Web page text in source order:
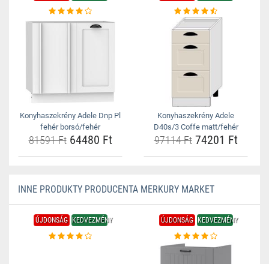
Konyhaszekrény Adele Dnp Pl
fehér borsó/fehér
81591 Ft64480 Ft
Konyhaszekrény Adele
D40s/3 Coffe matt/fehér
97114 Ft74201 Ft
INNE PRODUKTY PRODUCENTA MERKURY MARKET
ÚJDONSÁG KEDVEZMÉNY ÚJDONSÁG KEDVEZMÉNY